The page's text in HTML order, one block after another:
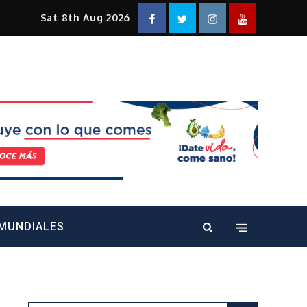
Sat 8th Aug 2026 FacebookTwitterInstagramYouTube